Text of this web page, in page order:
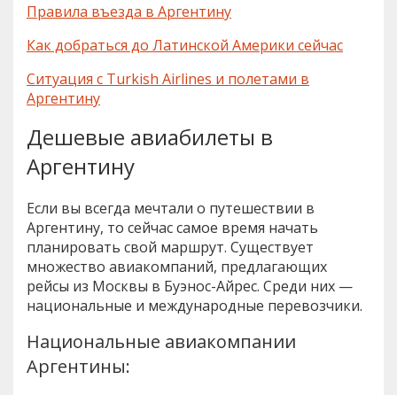
Правила въезда в Аргентину
Как добраться до Латинской Америки сейчас
Ситуация с Turkish Airlines и полетами в
Аргентину
Дешевые авиабилеты в
Аргентину
Если вы всегда мечтали о путешествии в
Аргентину, то сейчас самое время начать
планировать свой маршрут. Существует
множество авиакомпаний, предлагающих
рейсы из Москвы в Буэнос-Айрес. Среди них —
национальные и международные перевозчики.
Национальные авиакомпании
Аргентины: